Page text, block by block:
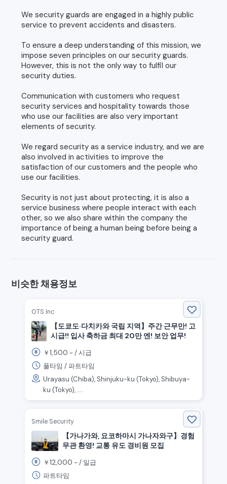
We security guards are engaged in a highly public
service to prevent accidents and disasters.
To ensure a deep understanding of this mission, we
impose seven principles on our security guards.
However, this is not the only way to fulfil our
security duties.
Communication with customers who request
security services and hospitality towards those
who use our facilities are also very important
elements of security.
We regard security as a service industry, and we are
also involved in activities to improve the
satisfaction of our customers and the people who
use our facilities.
Security is not just about protecting, it is also a
service business where people interact with each
other, so we also share within the company the
importance of being a human being before being a
security guard.
비슷한 채용정보
OTS Inc
【도쿄도·다치카와 국립 지역】주간 근무만! 고
시급!! 입사 축하금 최대 20만 엔! 보안 업무!
￥1,500 ~ /시급
풀타임 / 파트타임
Urayasu (Chiba), Shinjuku-ku (Tokyo), Shibuya-
ku (Tokyo), ....
Smile Security
【가나가와, 요코하마시 가나자와구】경험
무관 환영! 교통 유도 경비원 모집
￥12,000 ~ / 일급
파트타임